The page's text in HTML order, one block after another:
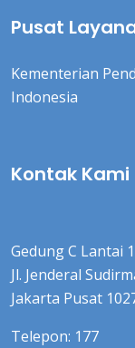
Pusat
Kementerian
Indonesia
Kontak Kami
Gedung C Lantai
Jl. Jenderal
Jakarta Pusat
Telepon: 177